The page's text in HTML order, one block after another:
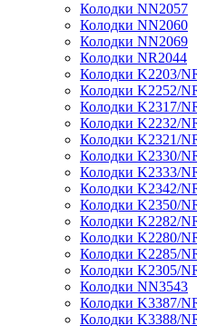
Колодки NN2057
Колодки NN2060
Колодки NN2069
Колодки NR2044
Колодки K2203/
Колодки K2252/
Колодки K2317/
Колодки K2232/
Колодки K2321/
Колодки K2330/
Колодки K2333/
Колодки K2342/
Колодки K2350/
Колодки K2282/
Колодки K2280/
Колодки K2285/
Колодки K2305/
Колодки NN3543
Колодки K3387/
Колодки K3388/